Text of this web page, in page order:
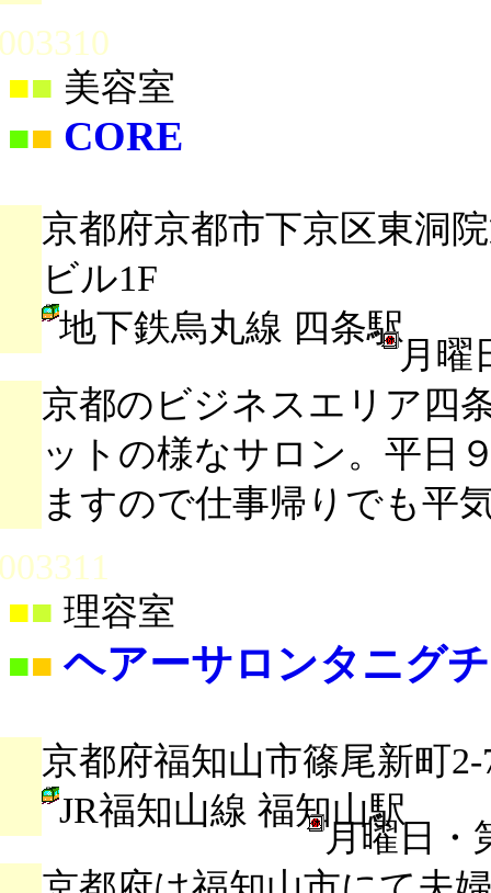
■ 美容室
■■ CORE
京都府京都市下京区東洞
ビル1F
地下鉄烏丸線 四条駅
月曜
京都のビジネスエリア四
ットの様なサロン。平日
ますので仕事帰りでも平
■ 理容室
■■ ヘアーサロンタニグチ
京都府福知山市篠尾新町
JR福知山線 福知山駅
月曜日・